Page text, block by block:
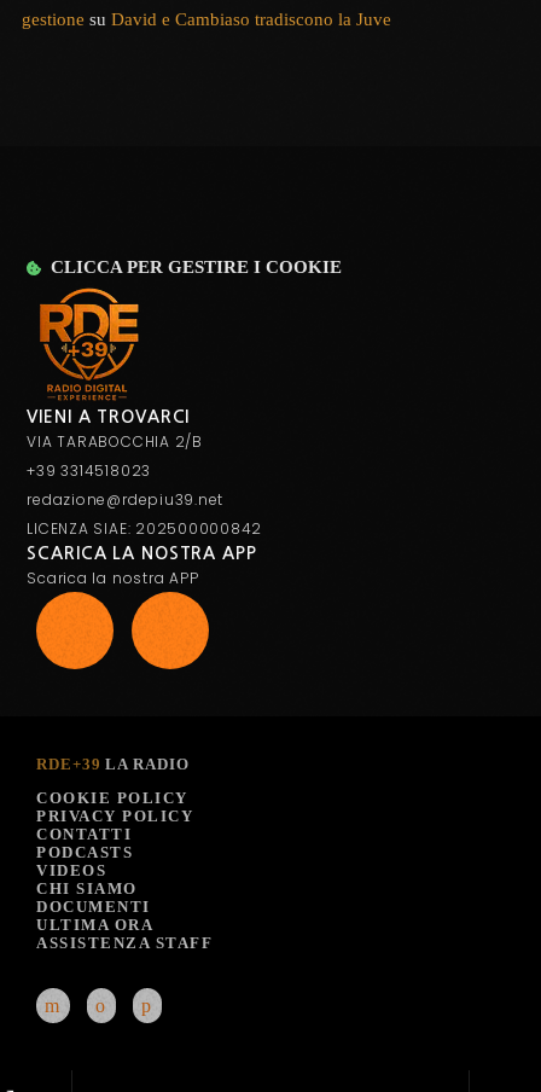
gestione su David e Cambiaso tradiscono la Juve
CLICCA PER GESTIRE I COOKIE
VIENI A TROVARCI
VIA TARABOCCHIA 2/B
+39 3314518023
redazione@rdepiu39.net
LICENZA SIAE: 202500000842
SCARICA LA NOSTRA APP
Scarica la nostra APP
RDE+39LA RADIO
COOKIE POLICY
PRIVACY POLICY
CONTATTI
PODCASTS
VIDEOS
CHI SIAMO
DOCUMENTI
ULTIMA ORA
ASSISTENZA STAFF